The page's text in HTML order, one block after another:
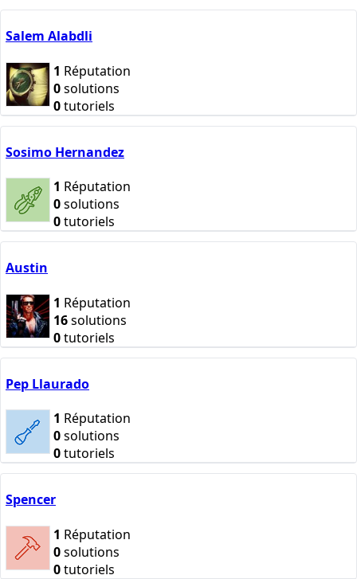
Salem Alabdli
1 Réputation
0solutions
0tutoriels
Sosimo Hernandez
1 Réputation
0solutions
0tutoriels
Austin
1 Réputation
16solutions
0tutoriels
Pep Llaurado
1 Réputation
0solutions
0tutoriels
Spencer
1 Réputation
0solutions
0tutoriels